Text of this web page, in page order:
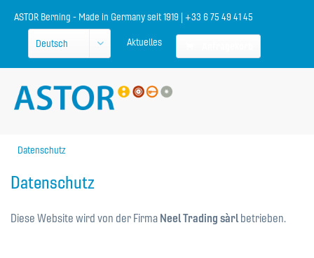
ASTOR Berning - Made in Germany seit 1919 | +33 6 75 49 41 45
Aktuelles
Datenschutz
Datenschutz
Diese Website wird von der Firma Neel Trading sàrl betrieben.